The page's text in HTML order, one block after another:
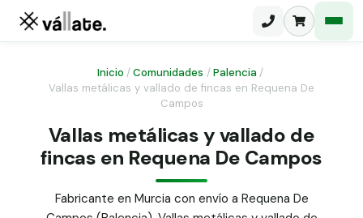
Malla electrosoldada
Malla ganadera
Malla simple torsión
Malla triple torsión
Puerta abatible dos hojas
Puerta acceso peatonal
Inicio /Comunidades / Palencia /
Vallas metálicas y vallado de fincas en Requena De
Campos
Vallas metálicas y vallado de
fincas en Requena De Campos
Fabricante en Murcia con envío a Requena De